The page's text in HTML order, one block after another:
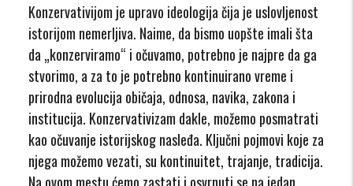
Konzervativijom je upravo ideologija čija je uslovljenost
istorijom nemerljiva. Naime, da bismo uopšte imali šta
da „konzerviramo“ i očuvamo, potrebno je najpre da ga
stvorimo, a za to je potrebno kontinuirano vreme i
prirodna evolucija običaja, odnosa, navika, zakona i
institucija. Konzervativizam dakle, možemo posmatrati
kao očuvanje istorijskog nasleđa. Ključni pojmovi koje za
njega možemo vezati, su kontinuitet, trajanje, tradicija.
Na ovom mestu ćemo zastati i osvrnuti se na jedan